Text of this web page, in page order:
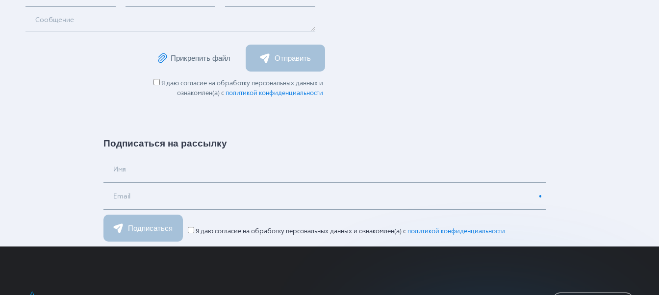
Сообщение
Прикрепить файл Отправить
Я даю согласие на обработку персональных данных и
ознакомлен(а) с политикой конфиденциальности
Подписаться на рассылку
Имя
Email
Подписаться Я даю согласие на обработку персональных данных и ознакомлен(а) с политикой конфиденциальности